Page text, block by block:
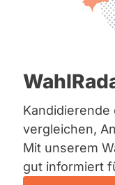
Bremen
Hamburg
Saarland
Sachsen
Sachsen-
Sachsen-
Thüringen
Kandidierende
vergleichen,
Mit unserem
gut informiert
Frage an
bezüglich
Falls Sie
der
Arbeit?